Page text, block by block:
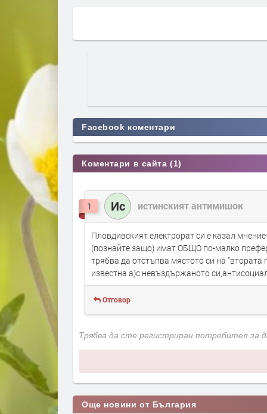
Facebook коментари
Коментари в сайта (1)
1 Ис истинският антимишок
Пловдивският електрорат си е казал
(познайте защо) имат ОБЩО по-малко
трябва да отстъпва мястото си на
известна а)с невъздържаното
Отговор
Трябва да сте регистриран потребител
Още новини от България